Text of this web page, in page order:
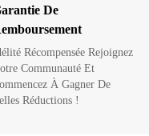
De
Récompensée Rejoignez
Communauté Et
À Gagner De
Réductions !